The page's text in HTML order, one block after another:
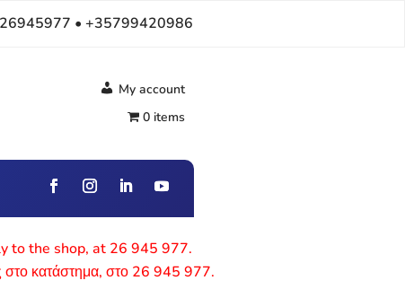
• +35799420986
My account
0 items
to the shop, at 26 945 977.
στο κατάστημα, στο 26 945 977.